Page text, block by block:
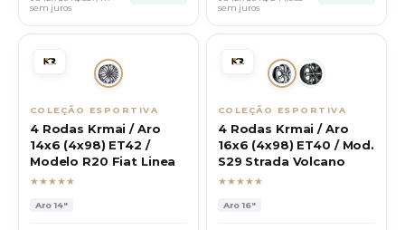
sem juros
sem juros
COLEÇÃO ESPORTIVA
4 Rodas Krmai / Aro
14x6 (4x98) ET42 /
Modelo R20 Fiat Linea
★★★★★
Aro14"
COLEÇÃO ESPORTIVA
4 Rodas Krmai / Aro
16x6 (4x98) ET40 / Mod.
S29 Strada Volcano
★★★★★
Aro16"